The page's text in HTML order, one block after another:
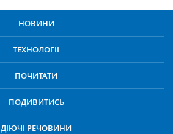
НОВИНИ
ТЕХНОЛОГІЇ
ПОЧИТАТИ
ПОДИВИТИСЬ
ДІЮЧІ РЕЧОВИНИ